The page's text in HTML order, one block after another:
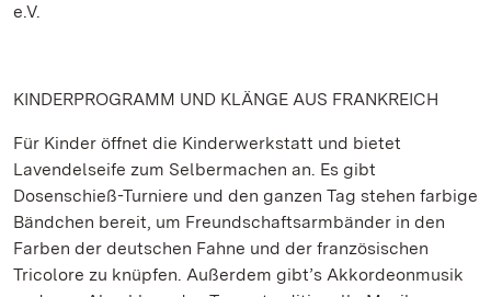
e.V.
KINDERPROGRAMM UND KLÄNGE AUS FRANKREICH
Für Kinder öffnet die Kinderwerkstatt und bietet
Lavendelseife zum Selbermachen an. Es gibt
Dosenschieß-Turniere und den ganzen Tag stehen farbige
Bändchen bereit, um Freundschaftsarmbänder in den
Farben der deutschen Fahne und der französischen
Tricolore zu knüpfen. Außerdem gibt’s Akkordeonmusik